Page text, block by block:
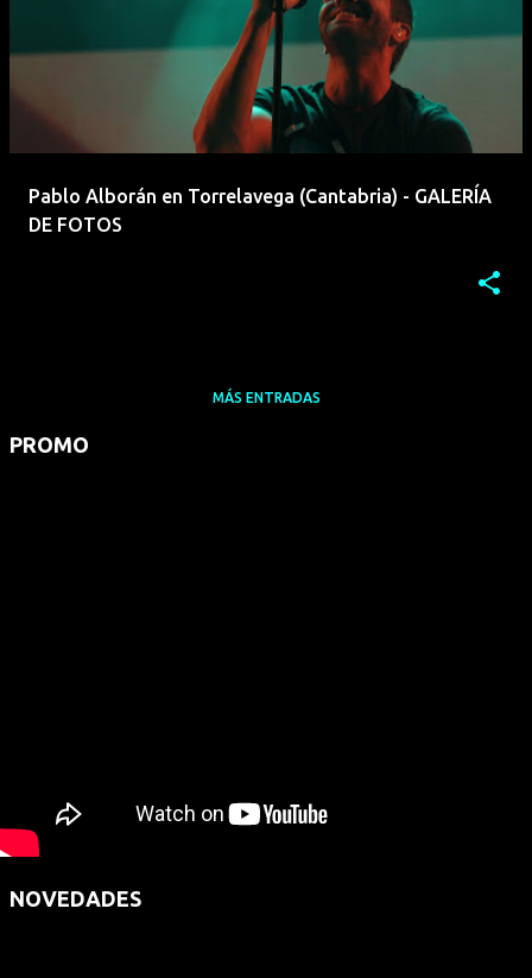
Pablo Alborán en Torrelavega (Cantabria) - GALERÍA
DE FOTOS
MÁS ENTRADAS
PROMO
NOVEDADES